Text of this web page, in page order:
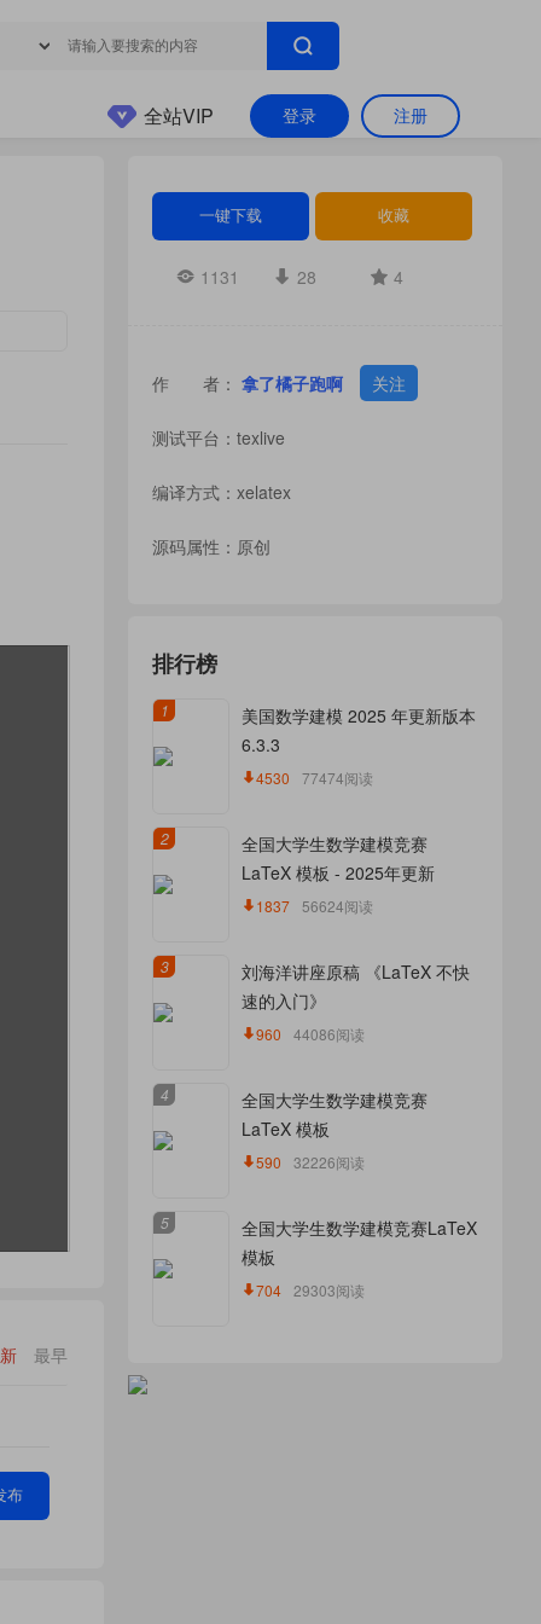
登录 注册
全站VIP
最早
布
一键下载 收藏
1131 28 4
作 者： 拿了橘子跑啊 关注
测试平台：texlive
编译方式：xelatex
源码属性：原创
排行榜
1
美国数学建模 2025 年更新版本
6.3.3
4530 77474阅读
2
全国大学生数学建模竞赛
LaTeX 模板 - 2025年更新
1837 56624阅读
3
刘海洋讲座原稿 《LaTeX 不快
速的入门》
960 44086阅读
4
全国大学生数学建模竞赛
LaTeX 模板
590 32226阅读
5
全国大学生数学建模竞赛LaTeX
模板
704 29303阅读